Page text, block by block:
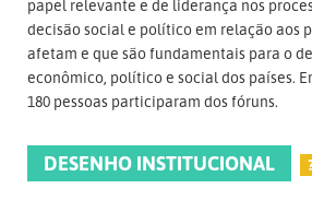
papel relevante e de liderança nos
decisão social e político em relação aos
afetam e que são fundamentais para o
econômico, político e social dos países.
180 pessoas participaram dos fóruns.
DESENHO INSTITUCIONAL